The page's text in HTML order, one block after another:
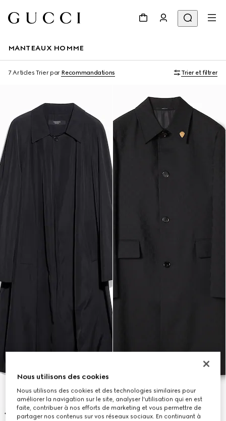
MANTEAUX HOMME
7 Articles Trier par Recommandations Trier et filtrer
Nous utilisons des cookies
Nous utilisons des cookies et des technologies similaires pour
améliorer la navigation sur le site, analyser l'utilisation qui en est
faite, contribuer à nos efforts de marketing et vous permettre de
partager nos contenus sur vos réseaux sociaux. En continuant à